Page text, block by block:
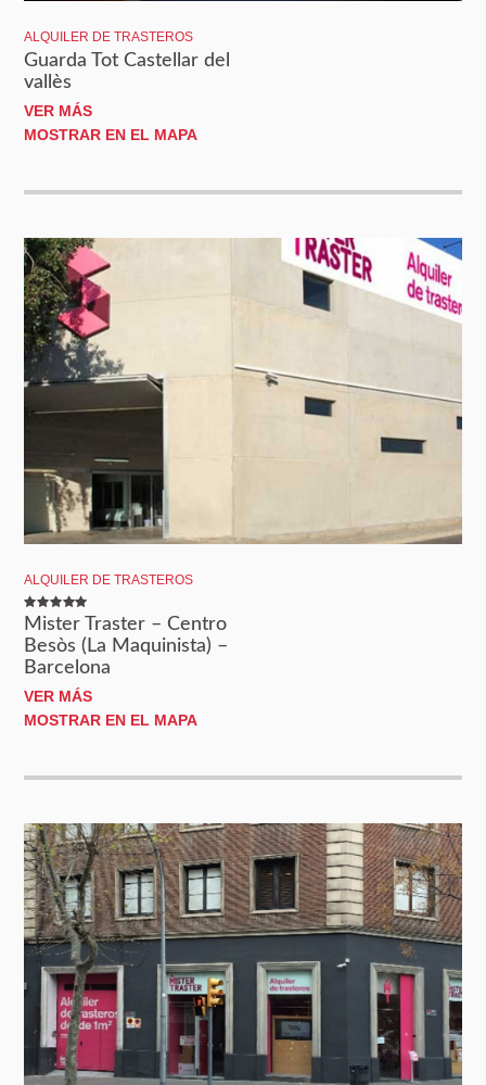
ALQUILER DE TRASTEROS
Guarda Tot Castellar del
vallès
VER MÁS
MOSTRAR EN EL MAPA
ALQUILER DE TRASTEROS
Mister Traster – Centro
Besòs (La Maquinista) –
Barcelona
VER MÁS
MOSTRAR EN EL MAPA